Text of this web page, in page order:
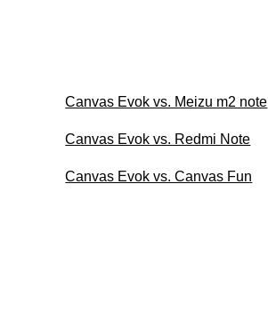
Canvas Evok vs. Meizu m2 note
Canvas Evok vs. Redmi Note
Canvas Evok vs. Canvas Fun